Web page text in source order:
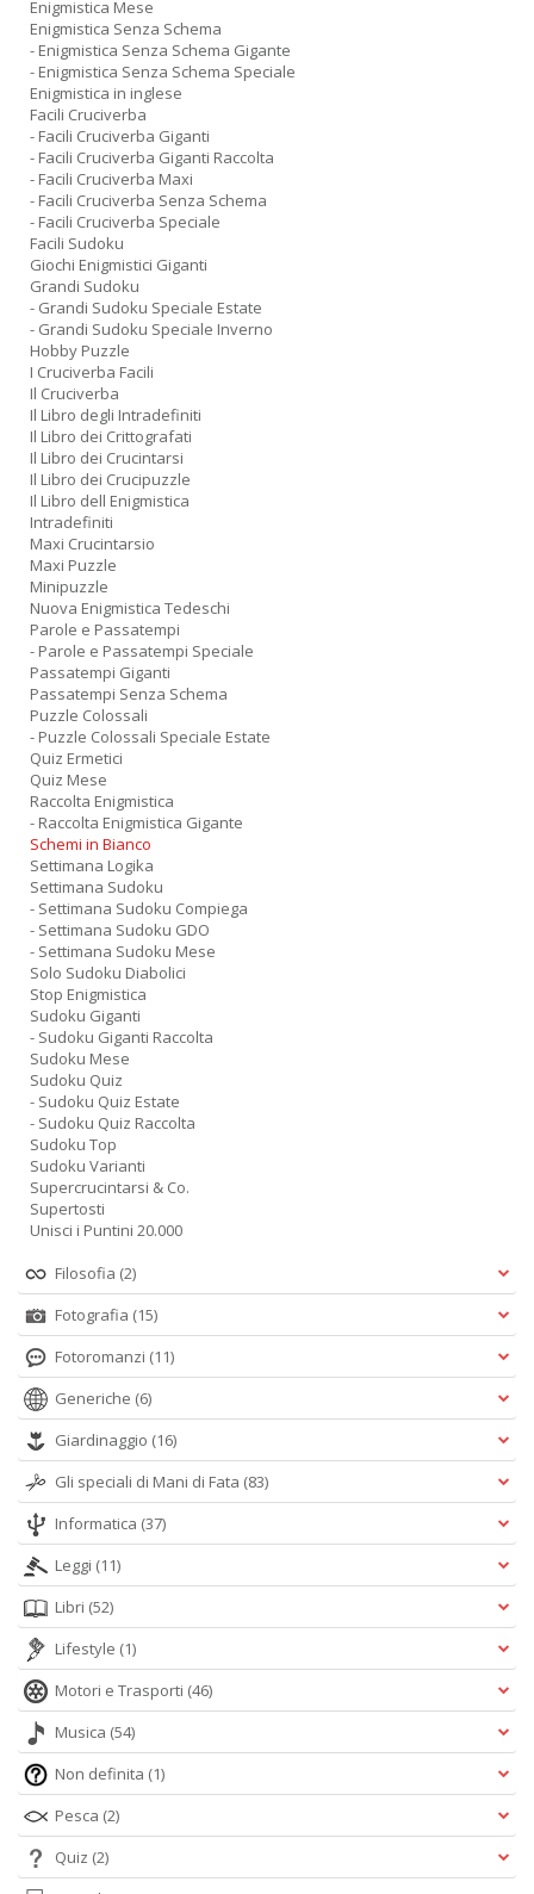
Enigmistica Mese
Enigmistica Senza Schema
- Enigmistica Senza Schema Gigante
- Enigmistica Senza Schema Speciale
Enigmistica in inglese
Facili Cruciverba
- Facili Cruciverba Giganti
- Facili Cruciverba Giganti Raccolta
- Facili Cruciverba Maxi
- Facili Cruciverba Senza Schema
- Facili Cruciverba Speciale
Facili Sudoku
Giochi Enigmistici Giganti
Grandi Sudoku
- Grandi Sudoku Speciale Estate
- Grandi Sudoku Speciale Inverno
Hobby Puzzle
I Cruciverba Facili
Il Cruciverba
Il Libro degli Intradefiniti
Il Libro dei Crittografati
Il Libro dei Crucintarsi
Il Libro dei Crucipuzzle
Il Libro dell Enigmistica
Intradefiniti
Maxi Crucintarsio
Maxi Puzzle
Minipuzzle
Nuova Enigmistica Tedeschi
Parole e Passatempi
- Parole e Passatempi Speciale
Passatempi Giganti
Passatempi Senza Schema
Puzzle Colossali
- Puzzle Colossali Speciale Estate
Quiz Ermetici
Quiz Mese
Raccolta Enigmistica
- Raccolta Enigmistica Gigante
Schemi in Bianco
Settimana Logika
Settimana Sudoku
- Settimana Sudoku Compiega
- Settimana Sudoku GDO
- Settimana Sudoku Mese
Solo Sudoku Diabolici
Stop Enigmistica
Sudoku Giganti
- Sudoku Giganti Raccolta
Sudoku Mese
Sudoku Quiz
- Sudoku Quiz Estate
- Sudoku Quiz Raccolta
Sudoku Top
Sudoku Varianti
Supercrucintarsi & Co.
Supertosti
Unisci i Puntini 20.000
Filosofia (2)
Fotografia (15)
Fotoromanzi (11)
Generiche (6)
Giardinaggio (16)
Gli speciali di Mani di Fata (83)
Informatica (37)
Leggi (11)
Libri (52)
Lifestyle (1)
Motori e Trasporti (46)
Musica (54)
Non definita (1)
Pesca (2)
Quiz (2)